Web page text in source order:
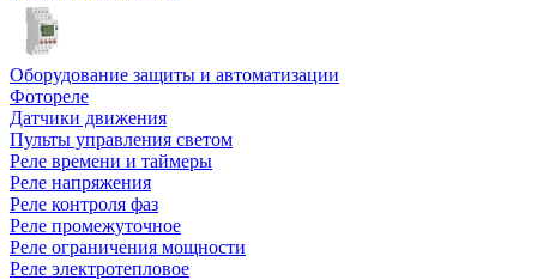
Оборудование защиты и автоматизации
Фотореле
Датчики движения
Пульты управления светом
Реле времени и таймеры
Реле напряжения
Реле контроля фаз
Реле промежуточное
Реле ограничения мощности
Реле электротепловое